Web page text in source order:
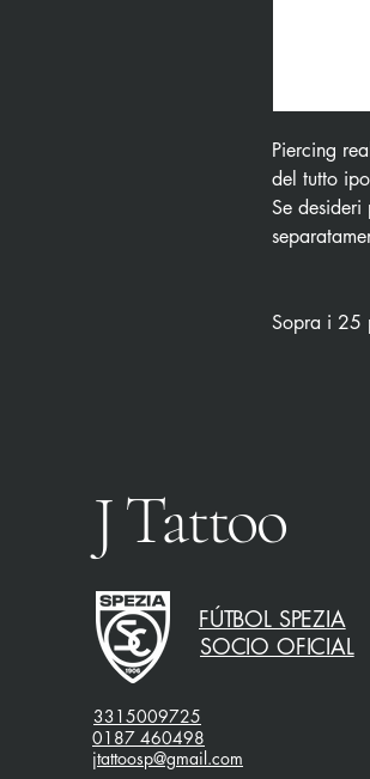
Piercing
del tutto
Se
Sopra i 25
J Tattoo
FÚTBOL SPEZIA
SOCIO OFICIAL
3315009725
jtattoosp@gmail.com
0187 460498